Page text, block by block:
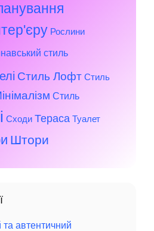
Рослини
стиль
Стиль Лофт Стиль
Стиль
Сходи Тераса Туалет
Штори
та автентичний